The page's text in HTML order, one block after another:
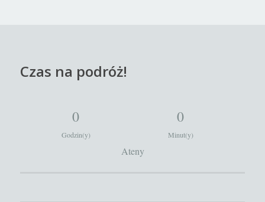
Czas na podróż!
0
Godzin(y)
0
Minut(y)
Ateny